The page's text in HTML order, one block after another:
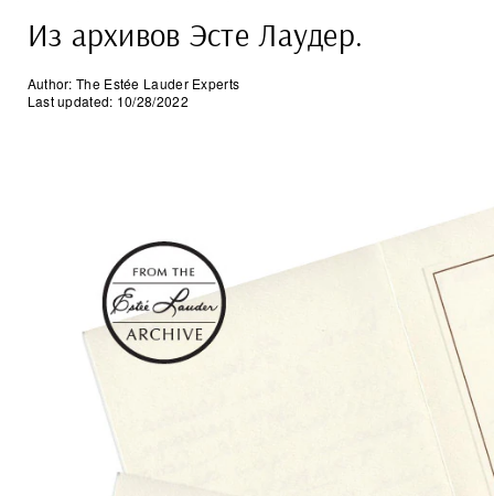
Из архивов Эсте Лаудер.
Author: The Estée Lauder Experts
Last updated: 10/28/2022